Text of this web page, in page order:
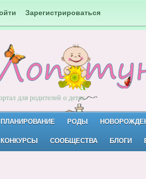
Зарегистрироваться
для родителей о детях
ПЛАНИРОВАНИЕ РОДЫ
КОНКУРСЫ СООБЩЕСТВА БЛОГИ